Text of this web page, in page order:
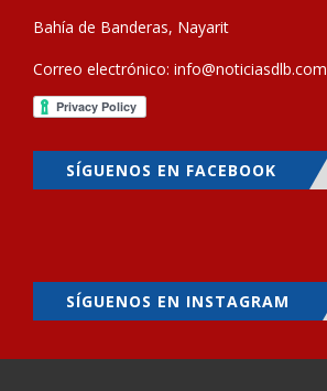
Bahía de Banderas, Nayarit
Correo electrónico: info@noticiasdlb.com
SÍGUENOS EN FACEBOOK
SÍGUENOS EN INSTAGRAM